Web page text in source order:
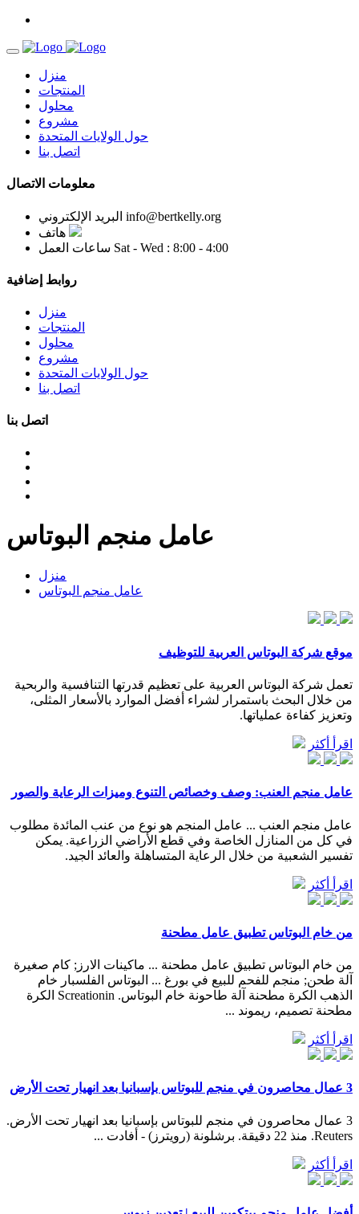
منزل
المنتجات
محلول
مشروع
حول الولايات المتحدة
اتصل بنا
معلومات الاتصال
البريد الإلكتروني info@bertkelly.org
هاتف
ساعات العمل Sat - Wed : 8:00 - 4:00
روابط إضافية
منزل
المنتجات
محلول
مشروع
حول الولايات المتحدة
اتصل بنا
اتصل بنا
عامل منجم البوتاس
منزل
عامل منجم البوتاس
موقع شركة البوتاس العربية للتوظيف
تعمل شركة البوتاس العربية على تعظيم قدرتها التنافسية والربحية
من خلال البحث باستمرار لشراء أفضل الموارد بالأسعار المثلى،
وتعزيز كفاءة عملياتها.
اقرأ أكثر
عامل منجم العنب: وصف وخصائص التنوع وميزات الرعاية والصور
عامل منجم العنب ... عامل المنجم هو نوع من عنب المائدة مطلوب
في كل من المنازل الخاصة وفي قطع الأراضي الزراعية. يمكن
تفسير الشعبية من خلال الرعاية المتساهلة والعائد الجيد.
اقرأ أكثر
من خام البوتاس تطبيق عامل مطحنة
من خام البوتاس تطبيق عامل مطحنة ... ماكينات الارز; كام صغيرة
آلة طحن; منجم للفحم للبيع في بورغ ... البوتاس الفلسبار خام
الذهب الكرة مطحنة آلة طاحونة خام البوتاس. Screationin الكرة
مطحنة تصميم، ريموند ...
اقرأ أكثر
3 عمال محاصرون في منجم للبوتاس بإسبانيا بعد انهيار تحت الأرض
3 عمال محاصرون في منجم للبوتاس بإسبانيا بعد انهيار تحت الأرض.
Reuters. منذ 22 دقيقة. برشلونة (رويترز) - أفادت ...
اقرأ أكثر